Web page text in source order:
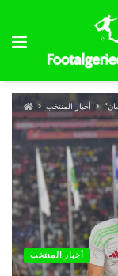
أخبار المنتخب
أخبار المنتخب